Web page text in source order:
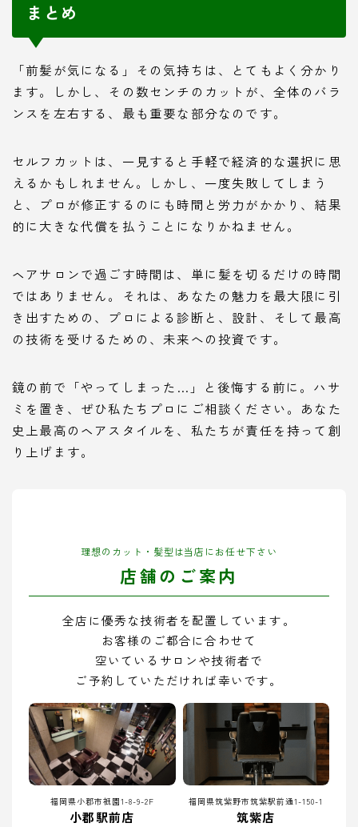
まとめ
「前髪が気になる」その気持ちは、とてもよく分かり
ます。しかし、その数センチのカットが、全体のバラ
ンスを左右する、最も重要な部分なのです。
セルフカットは、一見すると手軽で経済的な選択に思
えるかもしれません。しかし、一度失敗してしまう
と、プロが修正するのにも時間と労力がかかり、結果
的に大きな代償を払うことになりかねません。
ヘアサロンで過ごす時間は、単に髪を切るだけの時間
ではありません。それは、あなたの魅力を最大限に引
き出すための、プロによる診断と、設計、そして最高
の技術を受けるための、未来への投資です。
鏡の前で「やってしまった…」と後悔する前に。ハサ
ミを置き、ぜひ私たちプロにご相談ください。あなた
史上最高のヘアスタイルを、私たちが責任を持って創
り上げます。
理想のカット・髪型は当店にお任せ下さい
店舗のご案内
全店に優秀な技術者を配置しています。
お客様のご都合に合わせて
空いているサロンや技術者で
ご予約していただければ幸いです。
福岡県小郡市祇園1-8-9-2F
小郡駅前店
福岡県筑紫野市筑紫駅前通1-150-1
筑紫店